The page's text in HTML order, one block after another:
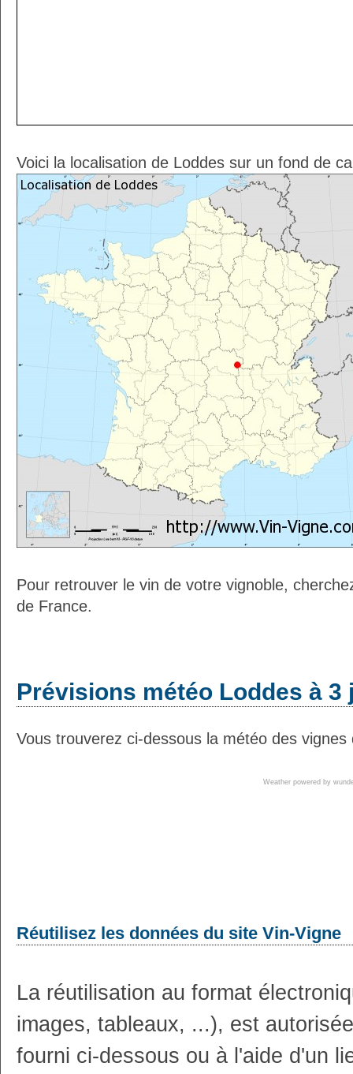
Voici la localisation de Loddes sur un fond de
Pour retrouver le vin de votre vignoble,
de France.
Prévisions météo Loddes à 3
Vous trouverez ci-dessous la météo des
Weather powered by
Réutilisez les données du site Vin-Vigne
La réutilisation au format
images, tableaux, ...), est
fourni ci-dessous ou à l'aide d'un